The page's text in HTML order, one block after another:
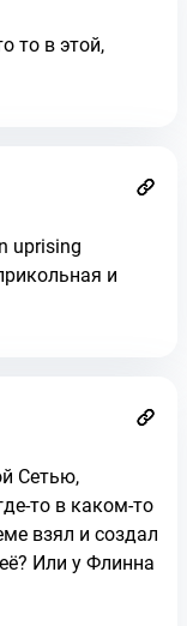
то в этой,
uprising
и
Сетью,
то в каком-то
взял и создал
Или у Флинна